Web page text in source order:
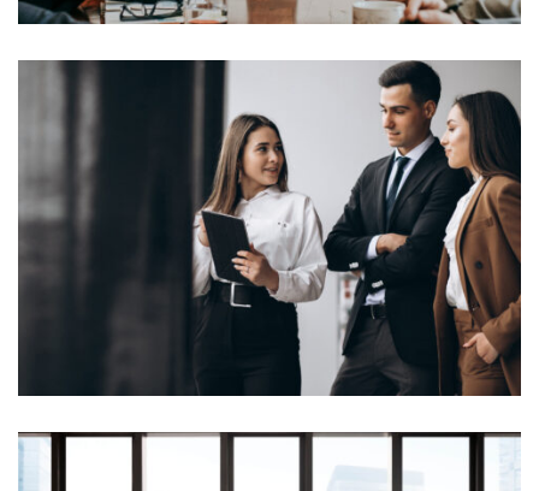
Lorem Ipsum is simply dummy text of the printing and
typesetting industry. Lorem Ipsum...